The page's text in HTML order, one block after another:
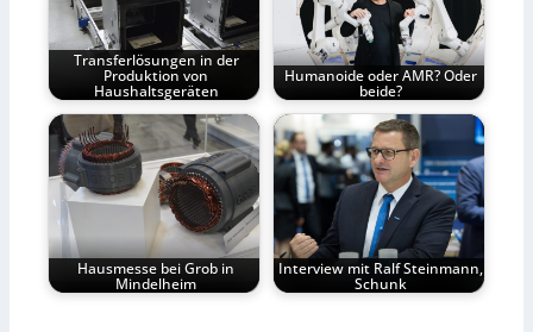
Transferlösungen in der
Produktion von
Haushaltsgeräten
Humanoide oder AMR? Oder
beide?
Hausmesse bei Grob in
Mindelheim
Interview mit Ralf Steinmann,
Schunk